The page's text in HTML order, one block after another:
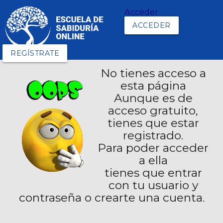
Acceder
ACCEDER
REGÍSTRATE
No tienes acceso a
esta página
Aunque es de
acceso gratuito,
tienes que estar
registrado.
Para poder acceder
a ella
tienes que entrar
con tu usuario y
contraseña o crearte una cuenta.